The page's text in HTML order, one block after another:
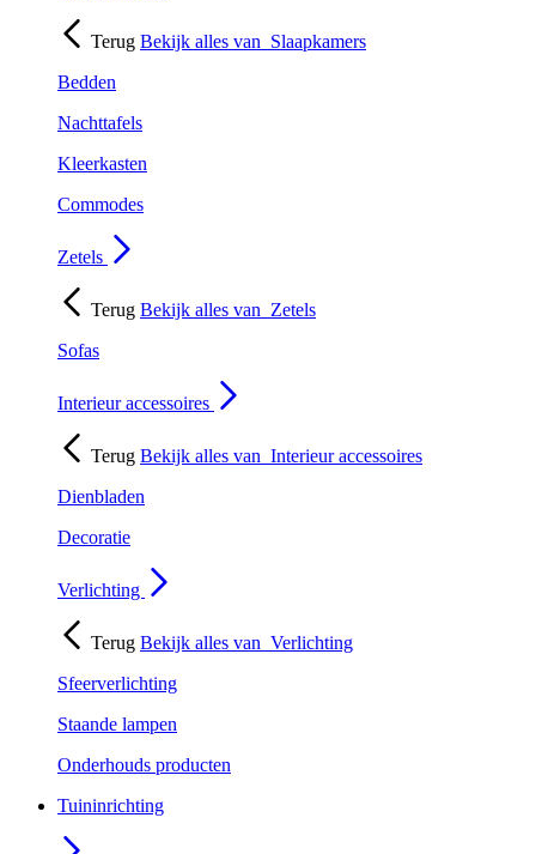
Terug Bekijk alles van Slaapkamers
Bedden
Nachttafels
Kleerkasten
Commodes
Zetels
Terug Bekijk alles van Zetels
Sofas
Interieur accessoires
Terug Bekijk alles van Interieur accessoires
Dienbladen
Decoratie
Verlichting
Terug Bekijk alles van Verlichting
Sfeerverlichting
Staande lampen
Onderhouds producten
Tuininrichting